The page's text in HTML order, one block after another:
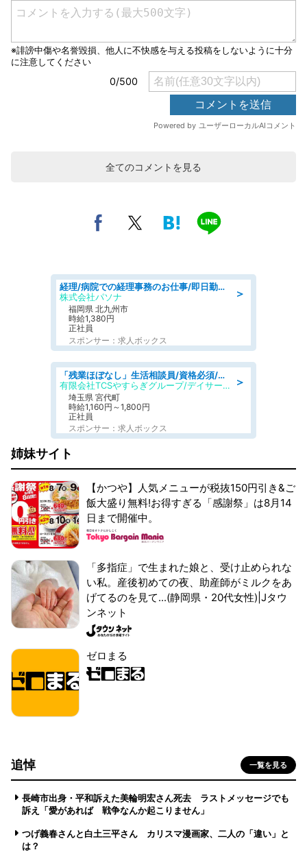
全てのコメントを見る
＞
経理/病院での経理事務のお仕事/即日勤務可/車通勤可/経理/一般事務
株式会社パソナ
福岡県 北九州市
時給1,380円
正社員
スポンサー：求人ボックス
＞
「残業ほぼなし」生活相談員/資格必須/正職員/日勤のみ/デイサービス
有限会社TCSやすらぎグループ/デイサービスやすらぎ
埼玉県 宮代町
時給1,160円～1,800円
正社員
スポンサー：求人ボックス
姉妹サイト
【かつや】人気メニューが税抜150円引き&ご
飯大盛り無料!お得すぎる「感謝祭」は8月14
日まで開催中。
「多指症」で生まれた娘と、受け止められな
い私。産後初めての夜、助産師がミルクをあ
げてるのを見て...(静岡県・20代女性)|Jタウ
ンネット
ゼロまる
追悼 一覧を見る
長崎市出身・平和訴えた美輪明宏さん死去 ラストメッセージでも
訴え「愛があれば 戦争なんか起こりません」
つげ義春さんと白土三平さん カリスマ漫画家、二人の「違い」と
は？